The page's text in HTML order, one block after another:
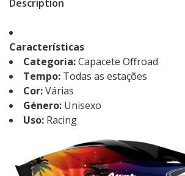
Description
Características
Categoria:Capacete Offroad
Tempo: Todas as estações
Cor:Várias
Género: Unisexo
Uso: Racing